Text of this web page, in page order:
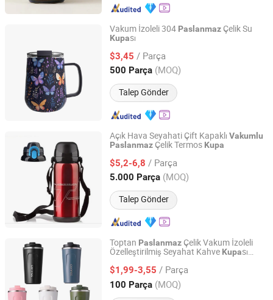
Vakum İzoleli 304 Paslanmaz Çelik Su
Kupası
$3,45 / Parça
500 Parça (MOQ)
Talep Gönder
Zhejiang Yunuo Industrial Co., Ltd.
Zhejiang, China Fiyat 2025
Açık Hava Seyahati Çift Kapaklı Vakumlu
Paslanmaz Çelik Termos Kupa
$5,2-6,8 / Parça
5.000 Parça (MOQ)
Talep Gönder
TAIZHOU HARSOUL IMP. & EXP. CO., LTD.
Zhejiang, China Fiyat 2006
Toptan Paslanmaz Çelik Vakum İzoleli
Özelleştirilmiş Seyahat Kahve Kupası
$1,99-3,55 / Parça
100 Parça (MOQ)
Hefei Green Intelligent Technology Co., Ltd.
Anhui, China Fiyat 2018